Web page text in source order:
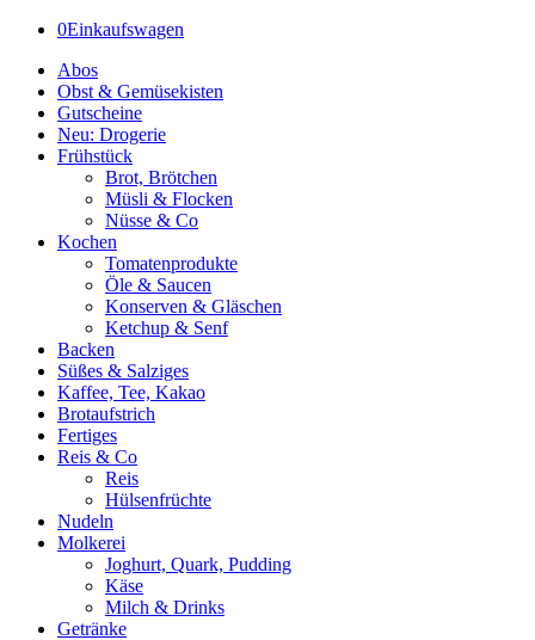
0Einkaufswagen
Abos
Obst & Gemüsekisten
Gutscheine
Neu: Drogerie
Frühstück
Brot, Brötchen
Müsli & Flocken
Nüsse & Co
Kochen
Tomatenprodukte
Öle & Saucen
Konserven & Gläschen
Ketchup & Senf
Backen
Süßes & Salziges
Kaffee, Tee, Kakao
Brotaufstrich
Fertiges
Reis & Co
Reis
Hülsenfrüchte
Nudeln
Molkerei
Joghurt, Quark, Pudding
Käse
Milch & Drinks
Getränke